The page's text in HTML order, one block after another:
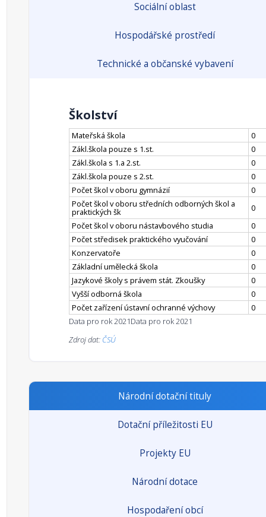
Sociální oblast
Hospodářské prostředí
Technické a občanské vybavení
Školství
Mateřská škola
0
Zákl.škola pouze s 1.st.
0
Zákl.škola s 1.a 2.st.
0
Zákl.škola pouze s 2.st.
0
Počet škol v oboru gymnázií
0
Počet škol v oboru středních odborných škol a
praktických šk
0
Počet škol v oboru nástavbového studia
0
Počet středisek praktického vyučování
0
Konzervatoře
0
Základní umělecká škola
0
Jazykové školy s právem stát. Zkoušky
0
Vyšší odborná škola
0
Počet zařízení ústavní ochranné výchovy
0
Data pro rok 2021Data pro rok 2021
Zdroj dat: ČSÚ
Národní dotační tituly
Dotační příležitosti EU
Projekty EU
Národní dotace
Hospodaření obcí